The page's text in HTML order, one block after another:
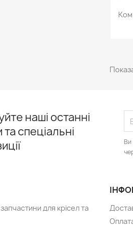
наші останні
спеціальні
Ви
для крісел та